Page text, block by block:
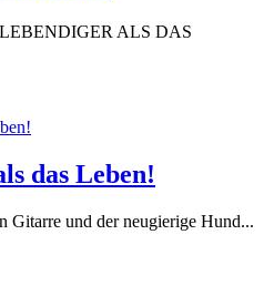
ALS DAS
das Leben!
Gitarre und der neugierige Hund...